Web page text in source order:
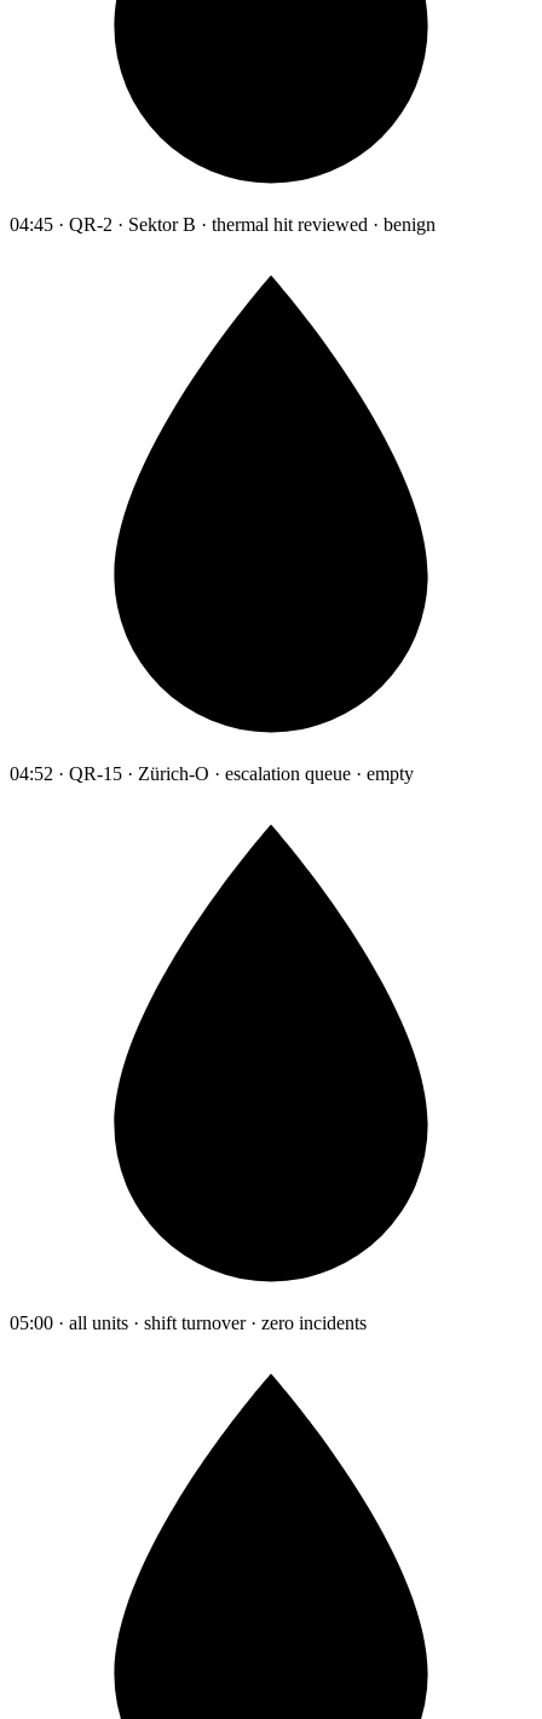
04:45 · QR-2 · Sektor B · thermal hit reviewed · benign
04:52 · QR-15 · Zürich-O · escalation queue · empty
05:00 · all units · shift turnover · zero incidents